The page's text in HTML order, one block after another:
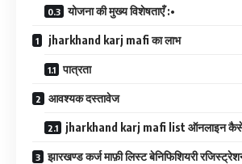
योजना की मुख्य विशेषताएँ :•
jharkhand karj mafi का लाभ
पात्रता
आवश्यक दस्तावेज
jharkhand karj mafi list ऑनलाइन
झारखण्ड कर्ज माफ़ी लिस्ट बेनिफिशियरी